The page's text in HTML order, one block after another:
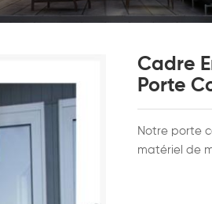
Cadre
Porte
Notre porte
matériel de